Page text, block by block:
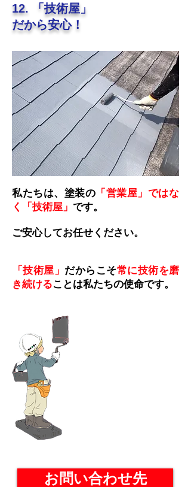
12. 「技術屋」
だから安心！
私たちは、塗装の 「営業屋」ではな
く「技術屋」 です。
ご安心してお任せください。
「技術屋」 だからこそ常に技術を磨
き続けることは私たちの使命です。
お問い合わせ先